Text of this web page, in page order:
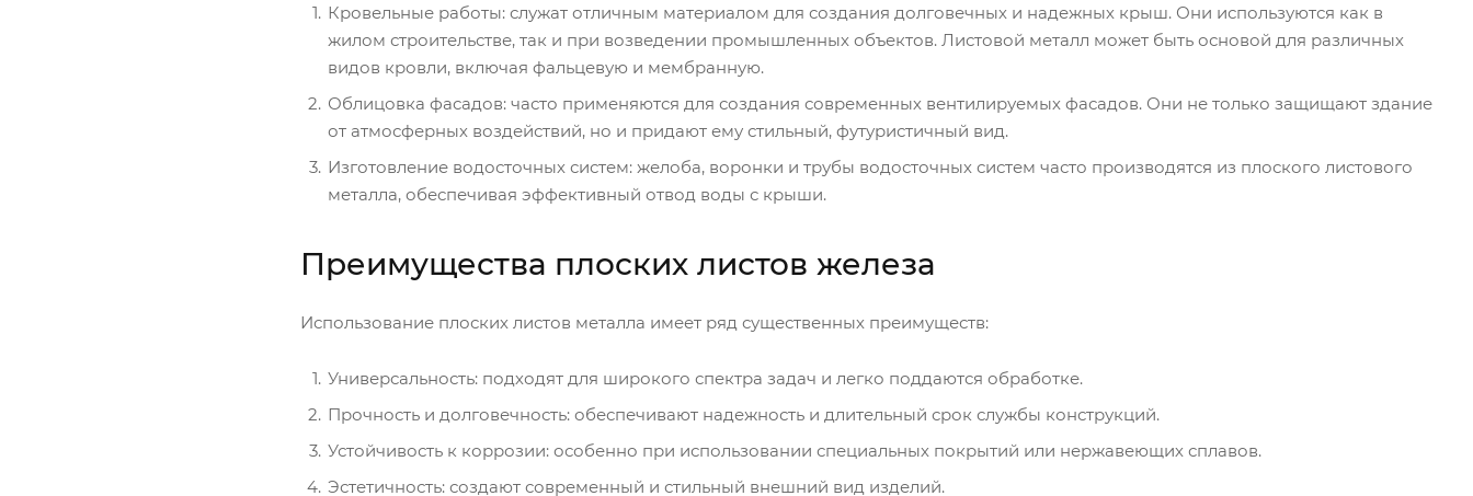
Кровельные работы: служат отличным материалом для создания долговечных и надежных крыш. Они используются как в
жилом строительстве, так и при возведении промышленных объектов. Листовой металл может быть основой для различных
видов кровли, включая фальцевую и мембранную.
Облицовка фасадов: часто применяются для создания современных вентилируемых фасадов. Они не только защищают здание
от атмосферных воздействий, но и придают ему стильный, футуристичный вид.
Изготовление водосточных систем: желоба, воронки и трубы водосточных систем часто производятся из плоского листового
металла, обеспечивая эффективный отвод воды с крыши.
Преимущества плоских листов железа
Использование плоских листов металла имеет ряд существенных преимуществ:
Универсальность: подходят для широкого спектра задач и легко поддаются обработке.
Прочность и долговечность: обеспечивают надежность и длительный срок службы конструкций.
Устойчивость к коррозии: особенно при использовании специальных покрытий или нержавеющих сплавов.
Эстетичность: создают современный и стильный внешний вид изделий.